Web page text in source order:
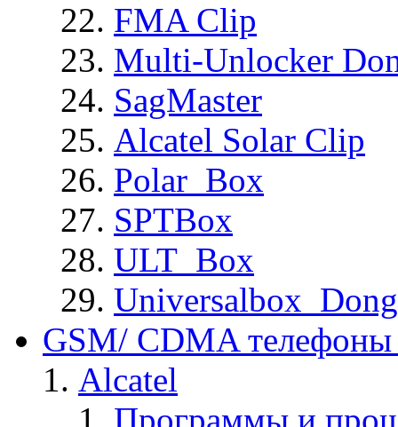
FMA Clip
Multi-Unlocker
SagMaster
Alcatel Solar Clip
Polar_Box
SPTBox
ULT_Box
GSM/ CDMA
Alcatel